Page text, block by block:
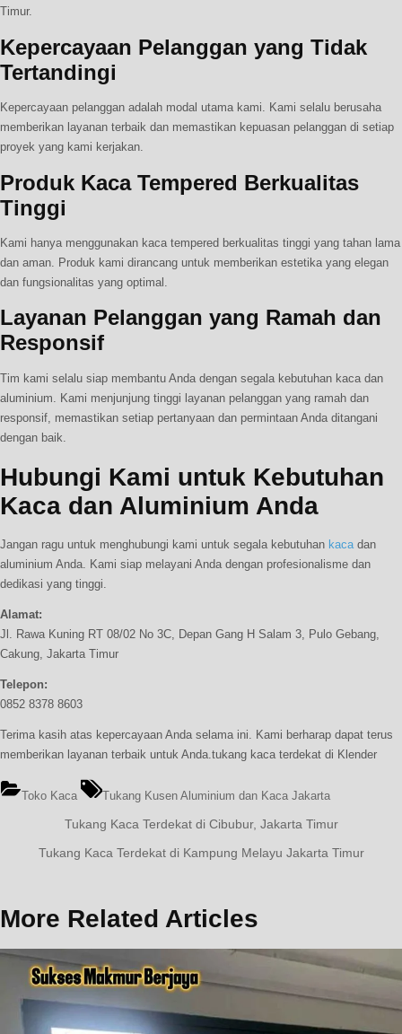
Timur.
Kepercayaan Pelanggan yang Tidak
Tertandingi
Kepercayaan pelanggan adalah modal utama kami. Kami selalu berusaha
memberikan layanan terbaik dan memastikan kepuasan pelanggan di setiap
proyek yang kami kerjakan.
Produk Kaca Tempered Berkualitas
Tinggi
Kami hanya menggunakan kaca tempered berkualitas tinggi yang tahan lama
dan aman. Produk kami dirancang untuk memberikan estetika yang elegan
dan fungsionalitas yang optimal.
Layanan Pelanggan yang Ramah dan
Responsif
Tim kami selalu siap membantu Anda dengan segala kebutuhan kaca dan
aluminium. Kami menjunjung tinggi layanan pelanggan yang ramah dan
responsif, memastikan setiap pertanyaan dan permintaan Anda ditangani
dengan baik.
Hubungi Kami untuk Kebutuhan
Kaca dan Aluminium Anda
Jangan ragu untuk menghubungi kami untuk segala kebutuhan kaca dan
aluminium Anda. Kami siap melayani Anda dengan profesionalisme dan
dedikasi yang tinggi.
Alamat:
Jl. Rawa Kuning RT 08/02 No 3C, Depan Gang H Salam 3, Pulo Gebang,
Cakung, Jakarta Timur
Telepon:
0852 8378 8603
Terima kasih atas kepercayaan Anda selama ini. Kami berharap dapat terus
memberikan layanan terbaik untuk Anda.tukang kaca terdekat di Klender
Toko Kaca
Tags:
Tukang Kusen Aluminium dan Kaca Jakarta
Navigasi
pos
Previous
Tukang Kaca Terdekat di Cibubur, Jakarta Timur
Next
Tukang Kaca Terdekat di Kampung Melayu Jakarta Timur
More Related Articles